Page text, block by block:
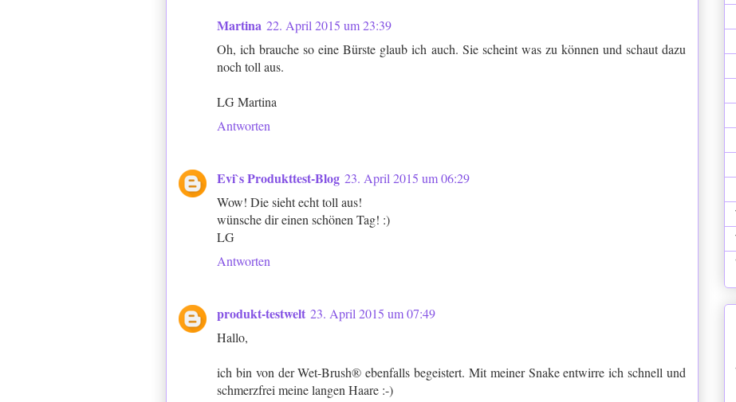
Martina 22. April 2015 um 23:39
Oh, ich brauche so eine Bürste glaub ich auch. Sie scheint was zu können und schaut dazu
noch toll aus.
LG Martina
Antworten
Evi`s Produkttest-Blog 23. April 2015 um 06:29
Wow! Die sieht echt toll aus!
wünsche dir einen schönen Tag! :)
LG
Antworten
produkt-testwelt 23. April 2015 um 07:49
Hallo,
ich bin von der Wet-Brush® ebenfalls begeistert. Mit meiner Snake entwirre ich schnell und
schmerzfrei meine langen Haare :-)